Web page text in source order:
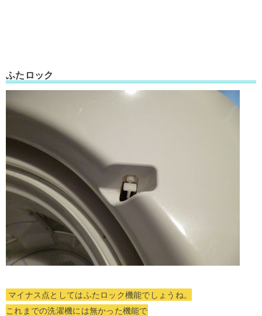
ふたロック
マイナス点としてはふたロック機能でしょうね。
これまでの洗濯機には無かった機能で